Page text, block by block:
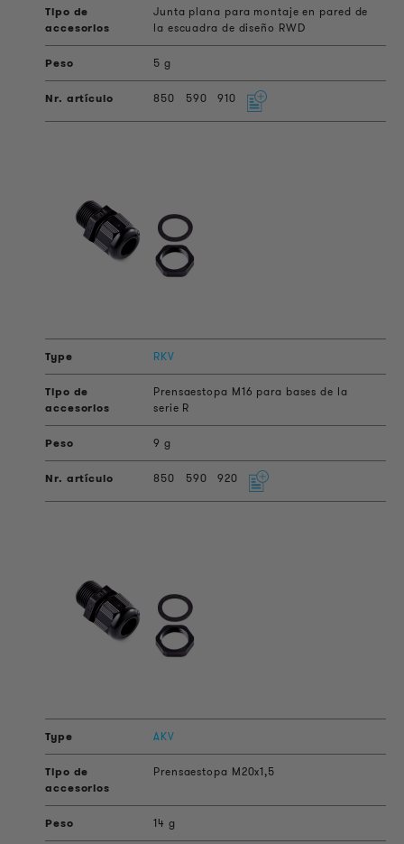
Junta plana para montaje en pared de
la escuadra de diseño RWD
5 g
850 590 910
RKV
Prensaestopa M16 para bases de la
serie R
9 g
850 590 920
AKV
Prensaestopa M20x1,5
14 g